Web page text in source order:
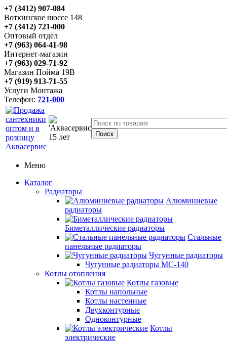
+7 (3412) 907-084
Воткинское шоссе 148
+7 (3412) 721-000
Оптовый отдел
+7 (963) 064-41-98
Интернет-магазин
+7 (963) 029-71-92
Магазин Пойма 19В
+7 (919) 913-71-55
Услуги Монтажа
Телефон: 721-000
Меню
Каталог
Радиаторы
Алюминиевые
радиаторы
Биметаллические радиаторы
Стальные
панельные радиаторы
Чугунные радиаторы
Чугунные радиаторы МС-140
Котлы отопления
Котлы газовые
Котлы напольные
Котлы настенные
Двухконтурные
Одноконтурные
Котлы
электрические